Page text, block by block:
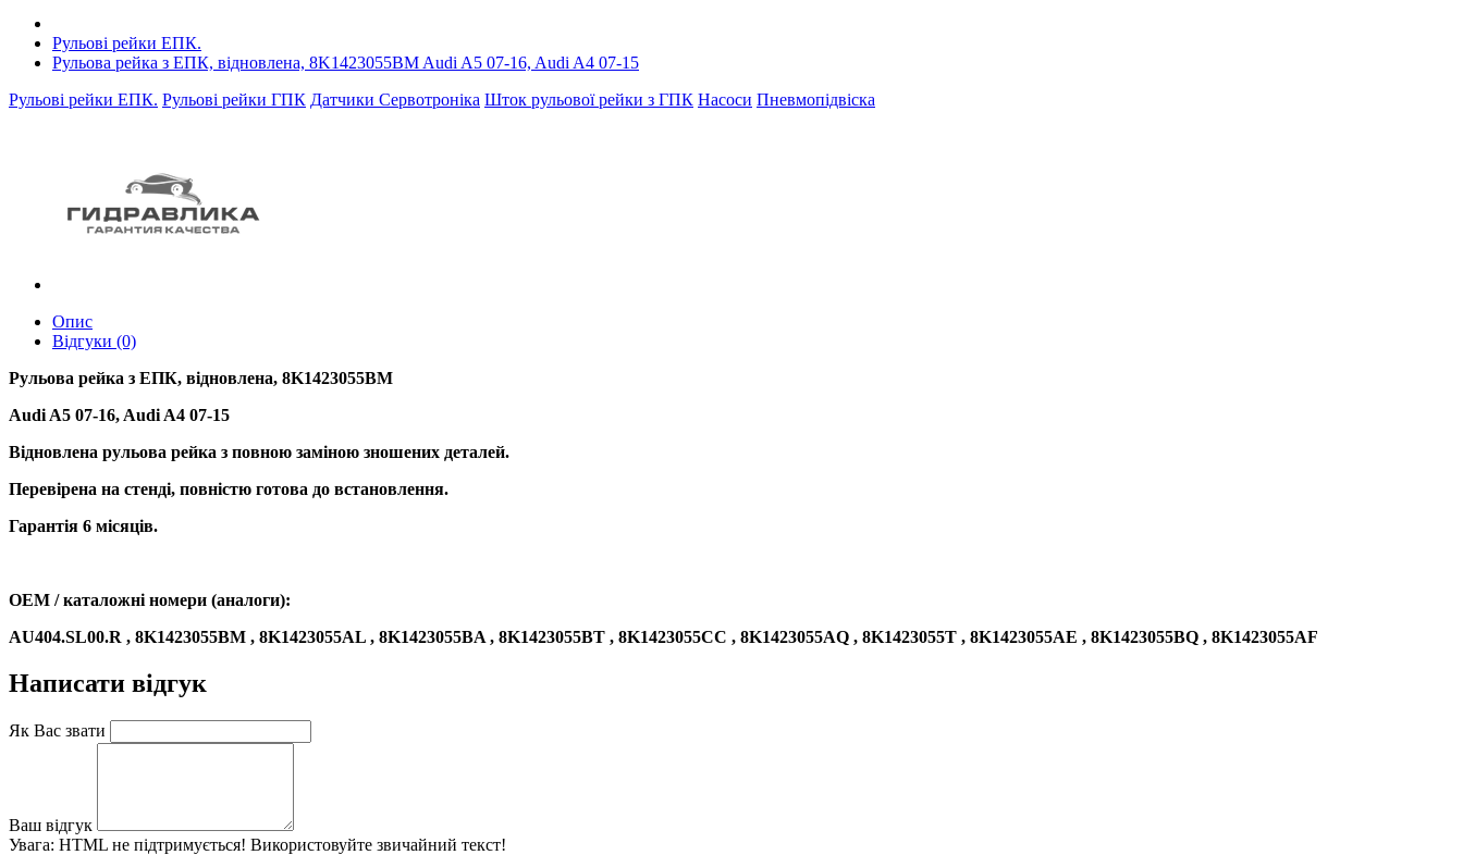
Рульові рейки ЕПК.
Рульова рейка з ЕПК, відновлена, 8K1423055BM Audi A5 07-16, Audi A4 07-15
Рульові рейки ЕПК. Рульові рейки ГПК Датчики Сервотроніка Шток рульової рейки з ГПК Насоси Пневмопідвіска
Опис
Відгуки (0)
Рульова рейка з ЕПК, відновлена, 8K1423055BM
Audi A5 07-16, Audi A4 07-15
Відновлена рульова рейка з повною заміною зношених деталей.
Перевірена на стенді, повністю готова до встановлення.
Гарантія 6 місяців.
OEM / каталожні номери (аналоги):
AU404.SL00.R , 8K1423055BM , 8K1423055AL , 8K1423055BA , 8K1423055BT , 8K1423055CC , 8K1423055AQ , 8K1423055T , 8K1423055AE , 8K1423055BQ , 8K1423055AF
Написати відгук
Як Вас звати
Ваш відгук
Увага: HTML не підтримується! Використовуйте звичайний текст!